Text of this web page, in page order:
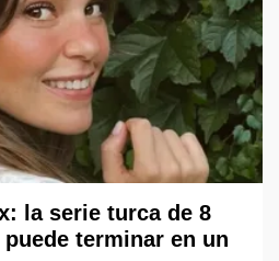
la serie turca de 8
terminar en un